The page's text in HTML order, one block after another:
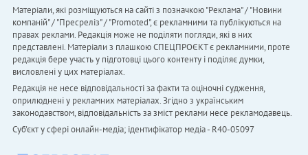
Матеріали, які розміщуються на сайті з позначкою "Реклама" / "Новини
компаній" / "Пресреліз" / "Promoted", є рекламними та публікуються на
правах реклами. Редакція може не поділяти погляди, які в них
представлені. Матеріали з плашкою СПЕЦПРОЄКТ є рекламними, проте
редакція бере участь у підготовці цього контенту і поділяє думки,
висловлені у цих матеріалах.
Редакція не несе відповідальності за факти та оціночні судження,
оприлюднені у рекламних матеріалах. Згідно з українським
законодавством, відповідальність за зміст реклами несе рекламодавець.
Cуб'єкт у сфері онлайн-медіа; ідентифікатор медіа - R40-05097